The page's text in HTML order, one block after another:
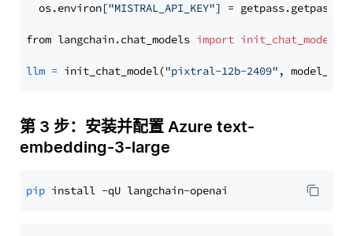
  os.environ[
"MISTRAL_API_KEY"] = getpass.getpass(
from langchain.chat_models import init_chat_model
llm = init_chat_model("pixtral-12b-2409" ,
第 3 步：安装并配置 Azure text-
embedding-3-large
pip